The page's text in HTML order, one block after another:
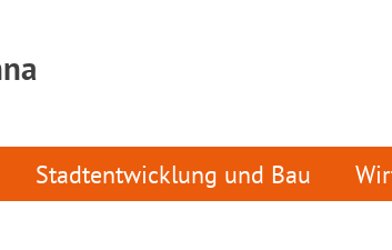
Stadtentwicklung und Bau